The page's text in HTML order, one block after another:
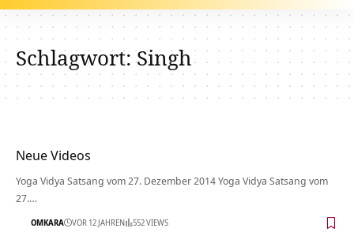
Schlagwort:Singh
Neue Videos
Yoga Vidya Satsang vom 27. Dezember 2014 Yoga Vidya Satsang vom
27.…
OMKARA VOR 12 JAHREN 552 VIEWS